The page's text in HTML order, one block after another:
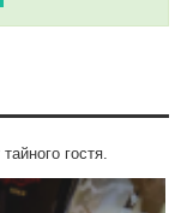
гостя.